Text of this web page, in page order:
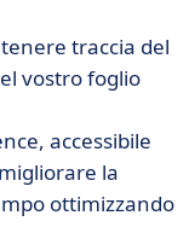
traccia del
vostro foglio
accessibile
la
ottimizzando